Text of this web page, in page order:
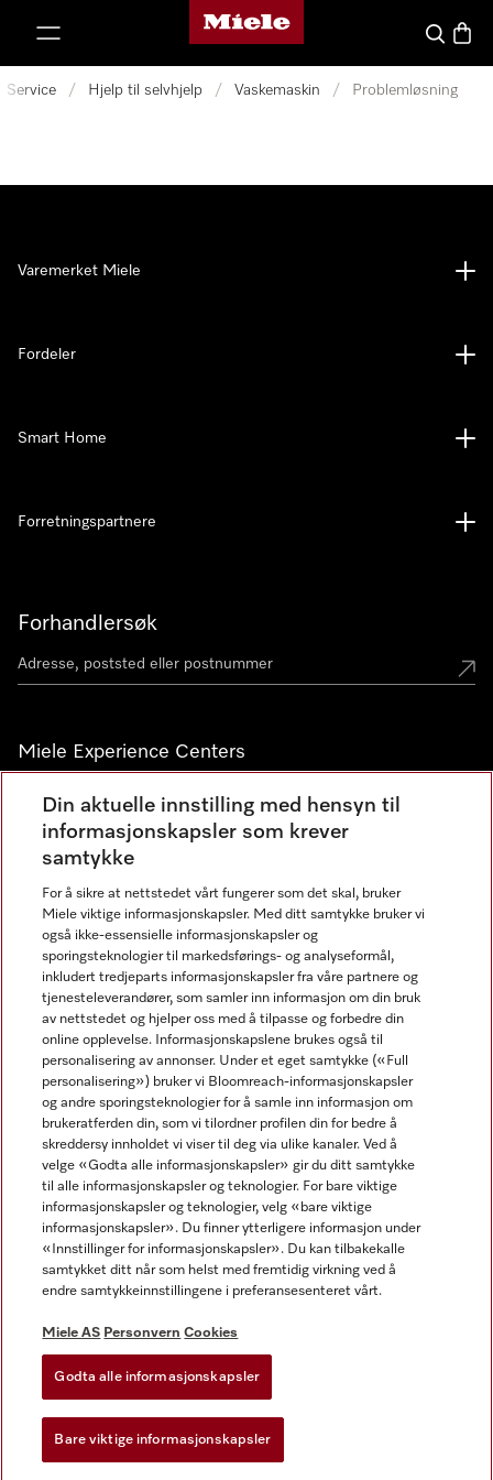
Mieles hjemmeside
Søk
Service / Hjelp til selvhjelp / Vaskemaskin / Problemløsning
Forhandlersøk
Miele Experience Centers
Miele Experience Center Nesbru
Miele Outlet Nesbru
Nyhetsbrev
Varemerket Miele
Fordeler
Smart Home
Forretningspartnere
Miele AS
Vilkår og betingelser
Vilkår for bruk
Miele tilgjengelighetserklæring
Miele på Facebook
Miele på Youtube
Miele på Instagram
Din aktuelle innstilling med hensyn til
informasjonskapsler som krever
samtykke
For å sikre at nettstedet vårt fungerer som det skal, bruker
Miele viktige informasjonskapsler. Med ditt samtykke bruker vi
også ikke-essensielle informasjonskapsler og
sporingsteknologier til markedsførings- og analyseformål,
inkludert tredjeparts informasjonskapsler fra våre partnere og
tjenesteleverandører, som samler inn informasjon om din bruk
av nettstedet og hjelper oss med å tilpasse og forbedre din
online opplevelse. Informasjonskapslene brukes også til
personalisering av annonser. Under et eget samtykke («Full
personalisering») bruker vi Bloomreach-informasjonskapsler
og andre sporingsteknologier for å samle inn informasjon om
brukeratferden din, som vi tilordner profilen din for bedre å
skreddersy innholdet vi viser til deg via ulike kanaler. Ved å
velge «Godta alle informasjonskapsler» gir du ditt samtykke
til alle informasjonskapsler og teknologier. For bare viktige
informasjonskapsler og teknologier, velg «bare viktige
informasjonskapsler». Du finner ytterligere informasjon under
«Innstillinger for informasjonskapsler». Du kan tilbakekalle
samtykket ditt når som helst med fremtidig virkning ved å
endre samtykkeinnstillingene i preferansesenteret vårt.
Miele AS Personvern Cookies
Godta alle informasjonskapsler
Bare viktige informasjonskapsler